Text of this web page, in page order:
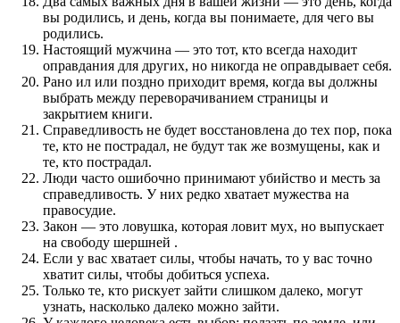
вы родились, и день, когда вы понимаете, для чего вы
родились.
Настоящий мужчина — это тот, кто всегда находит
оправдания для других, но никогда не оправдывает себя.
Рано ил или поздно приходит время, когда вы должны
выбрать между переворачиванием страницы и
закрытием книги.
Справедливость не будет восстановлена до тех пор, пока
те, кто не пострадал, не будут так же возмущены, как и
те, кто пострадал.
Люди часто ошибочно принимают убийство и месть за
справедливость. У них редко хватает мужества на
правосудие.
Закон — это ловушка, которая ловит мух, но выпускает
на свободу шершней .
Если у вас хватает силы, чтобы начать, то у вас точно
хватит силы, чтобы добиться успеха.
Только те, кто рискует зайти слишком далеко, могут
узнать, насколько далеко можно зайти.